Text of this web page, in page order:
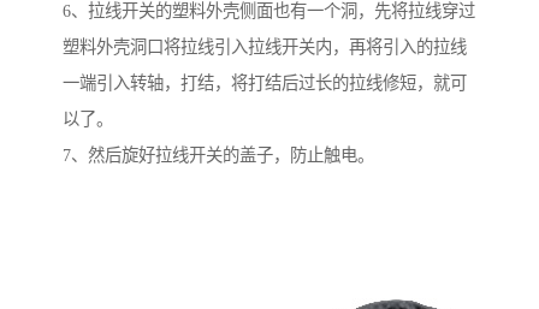
6、拉线开关的塑料外壳侧面也有一个洞，先将拉线穿过
塑料外壳洞口将拉线引入拉线开关内，再将引入的拉线
一端引入转轴，打结，将打结后过长的拉线修短，就可
以了。
7、然后旋好拉线开关的盖子，防止触电。